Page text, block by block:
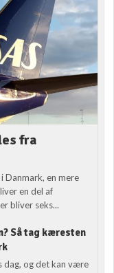
fra
Danmark, en mere
en del af
bliver seks...
Så tag kæresten
dag, og det kan være